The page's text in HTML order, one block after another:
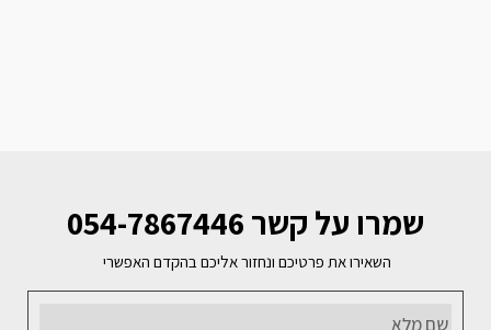
שמרו על קשר 054-7867446
השאירו את פרטיכם ונחזור אליכם בהקדם האפשרי